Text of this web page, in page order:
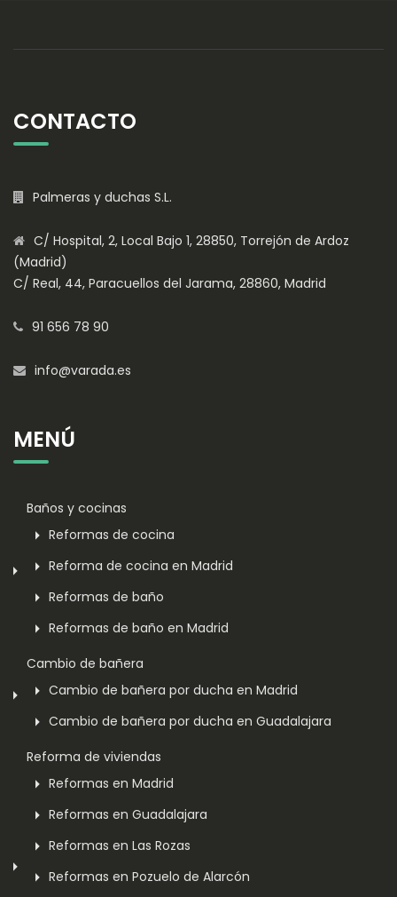
CONTACTO
Palmeras y duchas S.L.
C/ Hospital, 2, Local Bajo 1, 28850, Torrejón de Ardoz
(Madrid)
C/ Real, 44, Paracuellos del Jarama, 28860, Madrid
91 656 78 90
info@varada.es
MENÚ
Baños y cocinas
Reformas de cocina
Reforma de cocina en Madrid
Reformas de baño
Reformas de baño en Madrid
Cambio de bañera
Cambio de bañera por ducha en Madrid
Cambio de bañera por ducha en Guadalajara
Reforma de viviendas
Reformas en Madrid
Reformas en Guadalajara
Reformas en Las Rozas
Reformas en Pozuelo de Alarcón